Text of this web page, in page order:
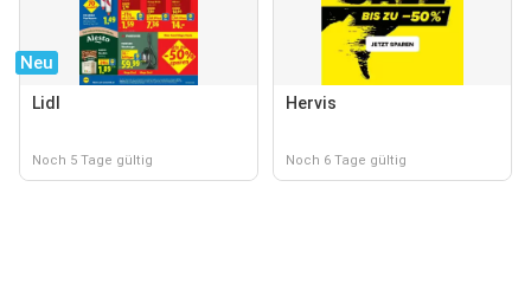
Neu
Lidl
Noch 5 Tage gültig
Hervis
Noch 6 Tage gültig